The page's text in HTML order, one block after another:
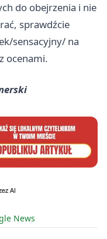
do obejrzenia i nie
sprawdźcie
sensacyjny/ na
ocenami.
News